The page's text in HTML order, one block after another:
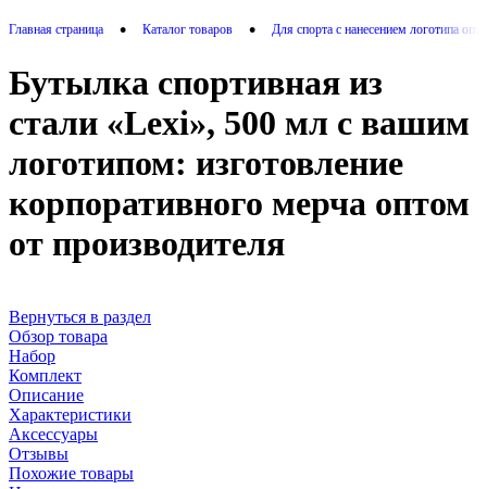
Главная страница • Каталог товаров • Для спорта с нанесением логотипа
Бутылка спортивная из
стали «Lexi», 500 мл с вашим
логотипом: изготовление
корпоративного мерча оптом
от производителя
Вернуться в раздел
Обзор товара
Набор
Комплект
Описание
Характеристики
Аксессуары
Отзывы
Похожие товары